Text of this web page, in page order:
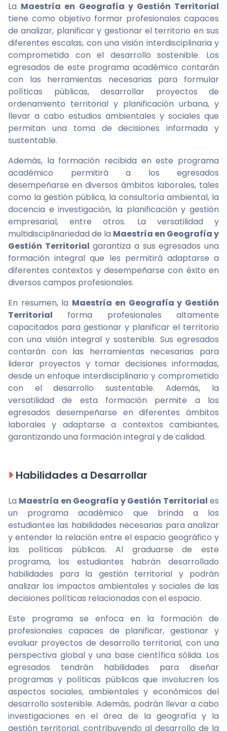
La Maestría en Geografía y Gestión Territorial
tiene como objetivo formar profesionales capaces
de analizar, planificar y gestionar el territorio en sus
diferentes escalas, con una visión interdisciplinaria y
comprometida con el desarrollo sostenible. Los
egresados de este programa académico contarán
con las herramientas necesarias para formular
políticas públicas, desarrollar proyectos de
ordenamiento territorial y planificación urbana, y
llevar a cabo estudios ambientales y sociales que
permitan una toma de decisiones informada y
sustentable.
Además, la formación recibida en este programa
académico permitirá a los egresados
desempeñarse en diversos ámbitos laborales, tales
como la gestión pública, la consultoría ambiental, la
docencia e investigación, la planificación y gestión
empresarial, entre otros. La versatilidad y
multidisciplinariedad de la Maestría en Geografía y
Gestión Territorial garantiza a sus egresados una
formación integral que les permitirá adaptarse a
diferentes contextos y desempeñarse con éxito en
diversos campos profesionales.
En resumen, la Maestría en Geografía y Gestión
Territorial forma profesionales altamente
capacitados para gestionar y planificar el territorio
con una visión integral y sostenible. Sus egresados
contarán con las herramientas necesarias para
liderar proyectos y tomar decisiones informadas,
desde un enfoque interdisciplinario y comprometido
con el desarrollo sustentable. Además, la
versatilidad de esta formación permite a los
egresados desempeñarse en diferentes ámbitos
laborales y adaptarse a contextos cambiantes,
garantizando una formación integral y de calidad.
Habilidades a Desarrollar
La Maestría en Geografía y Gestión Territorial es
un programa académico que brinda a los
estudiantes las habilidades necesarias para analizar
y entender la relación entre el espacio geográfico y
las políticas públicas. Al graduarse de este
programa, los estudiantes habrán desarrollado
habilidades para la gestión territorial y podrán
analizar los impactos ambientales y sociales de las
decisiones políticas relacionadas con el espacio.
Este programa se enfoca en la formación de
profesionales capaces de planificar, gestionar y
evaluar proyectos de desarrollo territorial, con una
perspectiva global y una base científica sólida. Los
egresados tendrán habilidades para diseñar
programas y políticas públicas que involucren los
aspectos sociales, ambientales y económicos del
desarrollo sostenible. Además, podrán llevar a cabo
investigaciones en el área de la geografía y la
gestión territorial, contribuyendo al desarrollo de la